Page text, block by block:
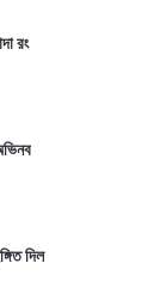
রং
দিল